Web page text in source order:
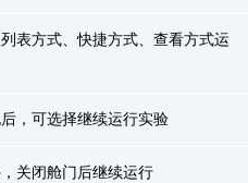
表方式、快捷方式、查看方式运
，可选择继续运行实验
关闭舱门后继续运行